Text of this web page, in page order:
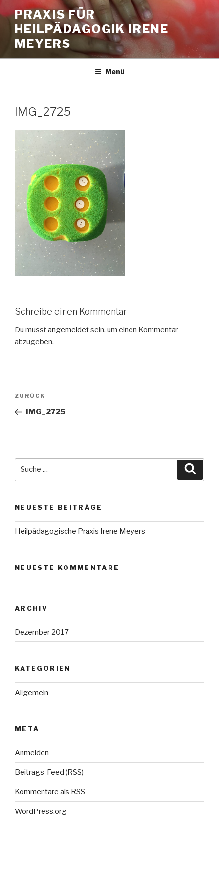
Inhalt
springen
PRAXIS FÜR
HEILPÄDAGOGIK IRENE
MEYERS
Menü
IMG_2725
Schreibe einen Kommentar
Du musstangemeldetsein, um einen Kommentar
abzugeben.
Beitragsnavigation
Vorheriger
Beitrag
ZURÜCK
IMG_2725
NEUESTE BEITRÄGE
Heilpädagogische Praxis Irene Meyers
NEUESTE KOMMENTARE
ARCHIV
Dezember 2017
KATEGORIEN
Allgemein
META
Anmelden
Beitrags-Feed (RSS)
Kommentare als RSS
WordPress.org